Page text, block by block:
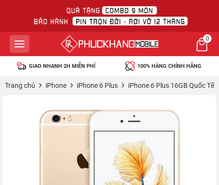
0
GIAO NHANH 2H MIỄN PHÍ 100% HÀNG CHÍNH HÃNG
Trang chủ iPhone iPhone 6 Plus iPhone 6 Plus 16GB Quốc Tế